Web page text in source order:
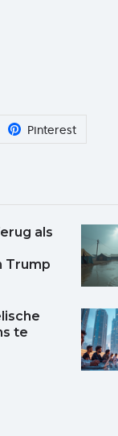
Pinterest
als
Trump
te